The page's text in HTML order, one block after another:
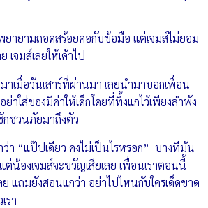
ายามถอดสร้อยคอกับข้อมือ แต่เจมส์ไม่ยอม
เจมส์เลยให้เค้าไป
าเมื่อวันเสาร์ที่ผ่านมา เลยนำมาบอกเพื่อน
าใส่ของมีค่าให้เด็กโดยที่ทิ้งแกไว้เพียงลำพัง
ชวนภัยมาถึงตัว
า “แป๊ปเดียว คงไม่เป็นไรหรอก” บางทีมัน
ต่น้องเจมส์จะขวัญเสียเลย เพื่อนเราตอนนี้
ย แถมยังสอนแกว่า อย่าไปไหนกับใครเด็ดขาด
รา